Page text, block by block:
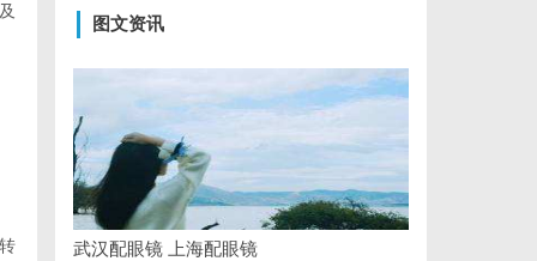
图文资讯
武汉配眼镜 上海配眼镜